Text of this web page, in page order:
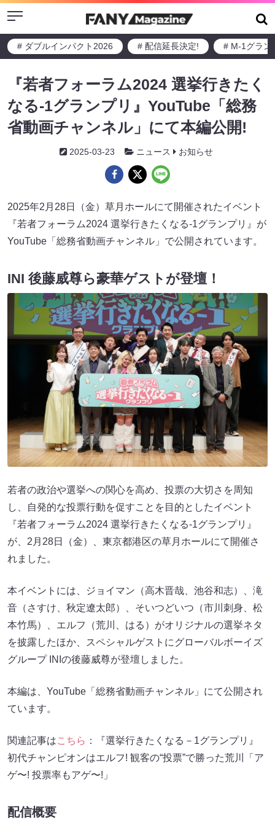
Menu
# ダブルインパクト2026 # 配信延長決定! # M-1グラン
『若者フォーラム2024 選挙行きたく
なる-1グランプリ』YouTube「総務
省動画チャンネル」にて本編公開!
2025-03-23 ニュース お知らせ
2025年2月28日（金）草月ホールにて開催されたイベント
『若者フォーラム2024 選挙行きたくなる-1グランプリ』が
YouTube「総務省動画チャンネル」で公開されています。
INI 後藤威尊ら豪華ゲストが登壇！
若者の政治や選挙への関心を高め、投票の大切さを周知
し、自発的な投票行動を促すことを目的としたイベント
『若者フォーラム2024 選挙行きたくなる-1グランプリ』
が、2月28日（金）、東京都港区の草月ホールにて開催さ
れました。
本イベントには、ジョイマン（高木晋哉、池谷和志）、滝
音（さすけ、秋定遼太郎）、そいつどいつ（市川刺身、松
本竹馬）、エルフ（荒川、はる）がオリジナルの選挙ネタ
を披露したほか、スペシャルゲストにグローバルボーイズ
グループ INIの後藤威尊が登壇しました。
本編は、YouTube「総務省動画チャンネル」にて公開され
ています。
関連記事はこちら ：『選挙行きたくなる－1グランプリ』
初代チャンピオンはエルフ! 観客の“投票”で勝った荒川「ア
ゲ〜! 投票率もアゲ〜!」
配信概要